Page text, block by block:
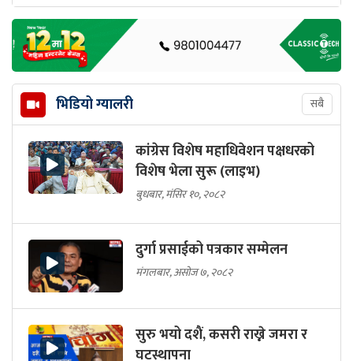
भिडियो ग्यालरी सबै
कांग्रेस विशेष महाधिवेशन पक्षधरको
विशेष भेला सुरू (लाइभ)
बुधबार, मंसिर १०, २०८२
दुर्गा प्रसाईको पत्रकार सम्मेलन
मंगलबार, असोज ७, २०८२
सुरु भयो दशैं, कसरी राख्ने जमरा र
घटस्थापना